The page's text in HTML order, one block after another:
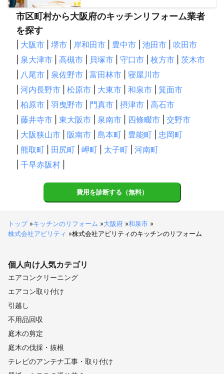
市区町村から大阪府のキッチンリフォーム業者
を探す
大阪市 堺市 岸和田市 豊中市 池田市
吹田市
泉大津市 高槻市 貝塚市 守口市 枚方市
茨木市
八尾市 泉佐野市 富田林市
寝屋川市
河内長野市 松原市 大東市 和泉市
箕面市
柏原市 羽曳野市 門真市 摂津市
高石市
藤井寺市 東大阪市 泉南市 四條畷市
交野市
大阪狭山市 阪南市 島本町 豊能町
忠岡町
熊取町 田尻町 岬町 太子町
河南町
千早赤阪村
費用を診断する（無料）
トップ»キッチンのリフォーム »大阪府 »和泉市 »
株式会社アビリティ »株式会社アビリティのキッチンのリフォーム
個人向け人気カテゴリ
エアコンクリーニング
エアコン取り付け
引越し
不用品回収
庭木の剪定
庭木の伐採・抜根
テレビのアンテナ工事・取り付け